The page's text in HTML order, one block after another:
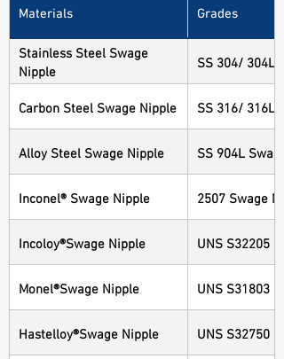
Materials Grades
Stainless Steel Swage
Nipple
SS 304/ 304L
Carbon Steel Swage Nipple SS 316/ 316L
Alloy Steel Swage Nipple SS 904L
Inconel® Swage Nipple 2507 Swage
Incoloy®Swage Nipple UNS S32205
Monel®Swage Nipple UNS S31803
Hastelloy®Swage Nipple UNS S32750